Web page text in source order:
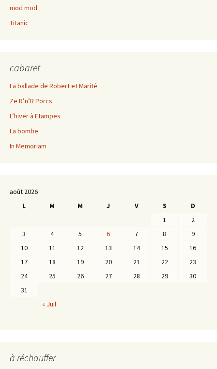
mod mod
Titanic
cabaret
La ballade de Robert et Marité
Ze R’n’R Porcs
L’hiver à Etampes
La bombe
In Memoriam
août 2026
L
M M J V S
D
1
2
3
4 5 6 7 8
9
10
11 12 13 14 15
16
17
18 19 20 21 22
23
24
25 26 27 28 29
30
31
« Juil
à réchauffer